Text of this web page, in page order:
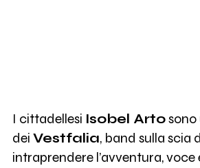
I cittadellesi Isobel Artosono
dei Vestfalia, band sulla scia
intraprendere l’avventura,